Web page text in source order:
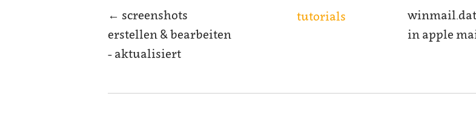
← screenshots
erstellen & bearbeiten
- aktualisiert
tutorials
in apple